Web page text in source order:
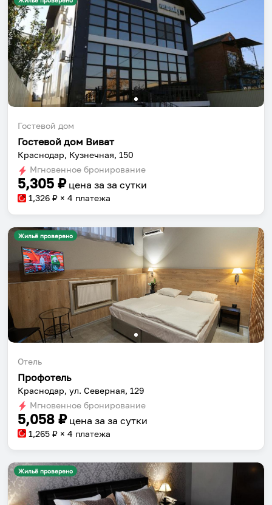
Гостевой дом
Гостевой дом Виват
Краснодар, Кузнечная, 150
Мгновенное бронирование
5,305 ₽ цена за за сутки
1,326 ₽ × 4 платежа
Жильё проверено
Отель
Профотель
Краснодар, ул. Северная, 129
Мгновенное бронирование
5,058 ₽ цена за за сутки
1,265 ₽ × 4 платежа
Жильё проверено